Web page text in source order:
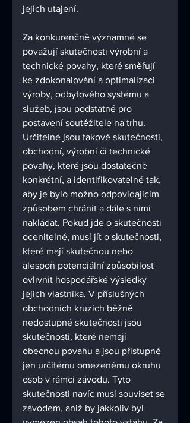
jejich utajení.
Za konkurenčně významné se
považují skutečnosti výrobní a
technické povahy, které směřují
ke zdokonalování a optimalizaci
výroby, odbytového systému a
služeb, jsou podstatné pro
postavení soutěžitele na trhu.
Určitelné jsou takové skutečnosti,
obchodní, výrobní či technické
povahy, které jsou dostatečně
konkrétní, a identifikovatelné tak,
aby je bylo možno odpovídajícím
způsobem chránit a dále s nimi
nakládat. Pokud jde o skutečnosti
ocenitelné, musí jít o skutečnosti,
které mají skutečnou nebo
alespoň potenciální způsobilost
ovlivnit hospodářské výsledky
jejich vlastníka. V příslušných
obchodních kruzích běžně
nedostupné skutečnosti jsou
skutečnosti, které nemají
obecnou povahu a jsou přístupné
jen určitému omezenému okruhu
osob v rámci závodu. Tyto
skutečnosti navíc musí souviset se
závodem, aniž by jakkoliv byl